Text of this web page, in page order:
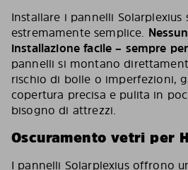
Installare i pannelli Solarplexius
estremamente semplice.
installazione facile – sempre
pannelli si montano
rischio di bolle o imperfezioni,
copertura precisa e pulita in
bisogno di attrezzi.
Oscuramento vetri per
I pannelli Solarplexius offrono